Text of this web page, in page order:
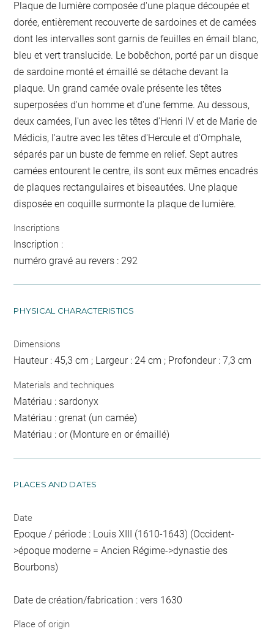
Plaque de lumière composée d'une plaque découpée et
dorée, entièrement recouverte de sardoines et de camées
dont les intervalles sont garnis de feuilles en émail blanc,
bleu et vert translucide. Le bobêchon, porté par un disque
de sardoine monté et émaillé se détache devant la
plaque. Un grand camée ovale présente les têtes
superposées d'un homme et d'une femme. Au dessous,
deux camées, l'un avec les têtes d'Henri IV et de Marie de
Médicis, l'autre avec les têtes d'Hercule et d'Omphale,
séparés par un buste de femme en relief. Sept autres
camées entourent le centre, ils sont eux mêmes encadrés
de plaques rectangulaires et biseautées. Une plaque
disposée en coquille surmonte la plaque de lumière.
Inscriptions
Inscription :
numéro gravé au revers : 292
PHYSICAL CHARACTERISTICS
Dimensions
Hauteur : 45,3 cm ; Largeur : 24 cm ; Profondeur : 7,3 cm
Materials and techniques
Matériau : sardonyx
Matériau : grenat (un camée)
Matériau : or (Monture en or émaillé)
PLACES AND DATES
Date
Epoque / période : Louis XIII (1610-1643) (Occident-
>époque moderne = Ancien Régime->dynastie des
Bourbons)
Date de création/fabrication : vers 1630
Place of origin